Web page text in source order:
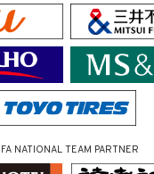
NATIONAL TEAM PARTNER